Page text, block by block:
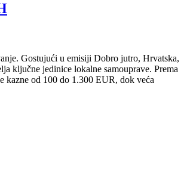
Gostujući u emisiji Dobro jutro, Hrvatska,
ključne jedinice lokalne samouprave. Prema
kazne od 100 do 1.300 EUR, dok veća